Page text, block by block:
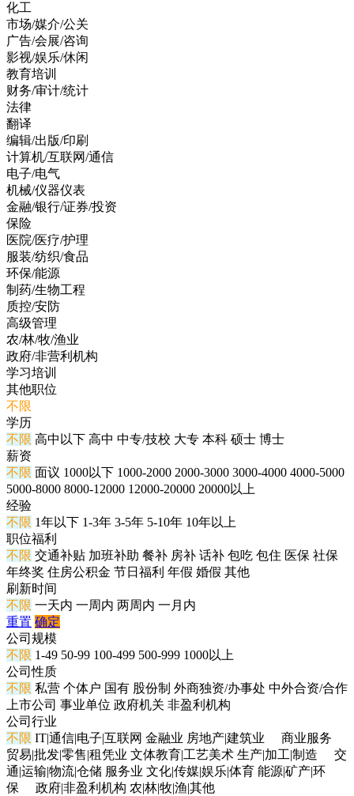
化工
市场/媒介/公关
广告/会展/咨询
影视/娱乐/休闲
教育培训
财务/审计/统计
法律
翻译
编辑/出版/印刷
计算机/互联网/通信
电子/电气
机械/仪器仪表
金融/银行/证券/投资
保险
医院/医疗/护理
服装/纺织/食品
环保/能源
制药/生物工程
质控/安防
高级管理
农/林/牧/渔业
政府/非营利机构
学习培训
其他职位
不限
学历
不限 高中以下 高中 中专/技校 大专 本科 硕士 博士
薪资
不限 面议 1000以下 1000-2000 2000-3000 3000-4000 4000-5000
5000-8000 8000-12000 12000-20000 20000以上
经验
不限 1年以下 1-3年 3-5年 5-10年 10年以上
职位福利
不限 交通补贴 加班补助 餐补 房补 话补 包吃 包住 医保 社保
年终奖 住房公积金 节日福利 年假 婚假 其他
刷新时间
不限 一天内 一周内 两周内 一月内
重置 确定
公司规模
不限 1-49 50-99 100-499 500-999 1000以上
公司性质
不限 私营 个体户 国有 股份制 外商独资/办事处 中外合资/合作
上市公司 事业单位 政府机关 非盈利机构
公司行业
不限 IT|通信|电子|互联网 金融业 房地产|建筑业
商业服务
贸易|批发|零售|租凭业 文体教育|工艺美术 生产|加工|制造
交
通|运输|物流|仓储 服务业 文化|传媒|娱乐|体育 能源|矿产|环
保
政府|非盈利机构 农|林|牧|渔|其他